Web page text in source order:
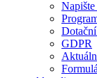
Napište
GDPR